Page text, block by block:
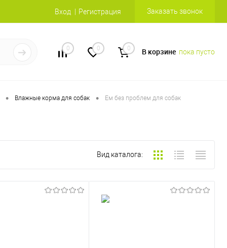
Вход Регистрация Заказать звонок
0 0 0 В корзине пока пусто
• Влажные корма для собак • Ем без проблем для собак
Вид каталога: